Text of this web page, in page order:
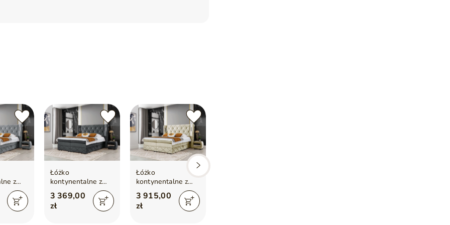
z
na
Łóżko
kontynentalne z
pojemnikiem na
pościel 120x200
Neria Lux
3 369,00
zł
Łóżko
kontynentalne z
pojemnikiem na
pościel 180x200
Neria Lux Beżowe
3 915,00
zł